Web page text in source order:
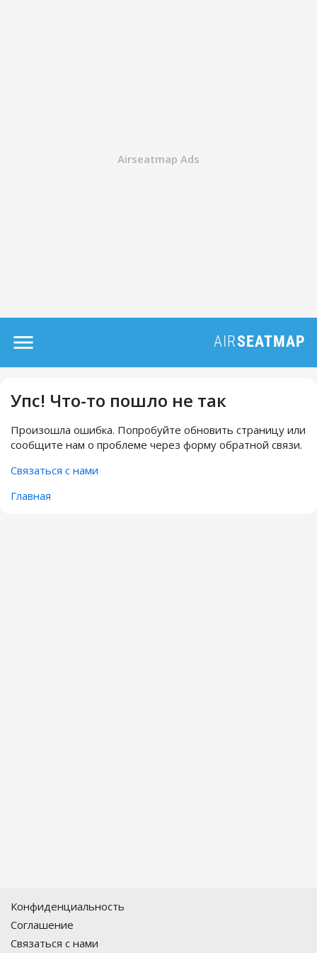
Упс! Что-то пошло не так
Произошла ошибка. Попробуйте обновить страницу или
сообщите нам о проблеме через форму обратной связи.
Связаться с нами
Главная
Конфиденциальность
Соглашение
Связаться с нами